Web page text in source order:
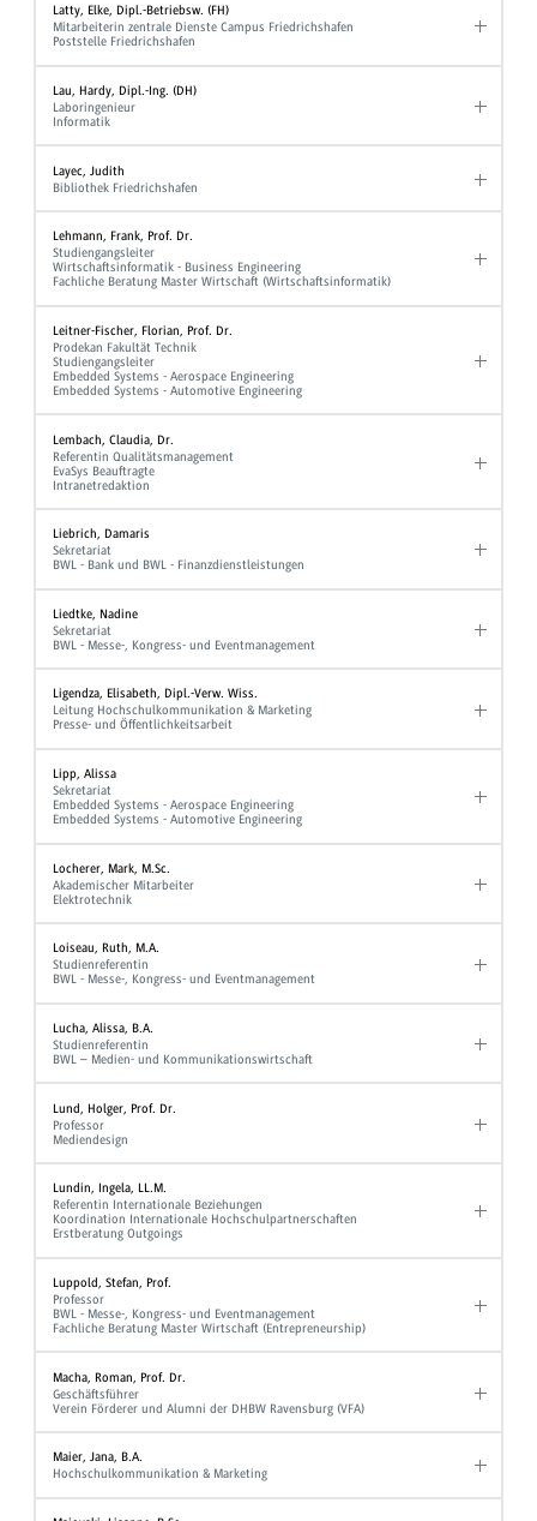
Latty, Elke, Dipl.-Betriebsw. (FH)
Mitarbeiterin zentrale Dienste Campus Friedrichshafen
Poststelle Friedrichshafen
Lau, Hardy, Dipl.-Ing. (DH)
Laboringenieur
Informatik
Layec, Judith
Bibliothek Friedrichshafen
Lehmann, Frank, Prof. Dr.
Studiengangsleiter
Wirtschaftsinformatik - Business Engineering
Fachliche Beratung Master Wirtschaft (Wirtschaftsinformatik)
Leitner-Fischer, Florian, Prof. Dr.
Prodekan Fakultät Technik
Studiengangsleiter
Embedded Systems - Aerospace Engineering
Embedded Systems - Automotive Engineering
Lembach, Claudia, Dr.
Referentin Qualitätsmanagement
EvaSys Beauftragte
Intranetredaktion
Liebrich, Damaris
Sekretariat
BWL - Bank und BWL - Finanzdienstleistungen
Liedtke, Nadine
Sekretariat
BWL - Messe-, Kongress- und Eventmanagement
Ligendza, Elisabeth, Dipl.-Verw. Wiss.
Leitung Hochschulkommunikation & Marketing
Presse- und Öffentlichkeitsarbeit
Lipp, Alissa
Sekretariat
Embedded Systems - Aerospace Engineering
Embedded Systems - Automotive Engineering
Locherer, Mark, M.Sc.
Akademischer Mitarbeiter
Elektrotechnik
Loiseau, Ruth, M.A.
Studienreferentin
BWL - Messe-, Kongress- und Eventmanagement
Lucha, Alissa, B.A.
Studienreferentin
BWL – Medien- und Kommunikationswirtschaft
Lund, Holger, Prof. Dr.
Professor
Mediendesign
Lundin, Ingela, LL.M.
Referentin Internationale Beziehungen
Koordination Internationale Hochschulpartnerschaften
Erstberatung Outgoings
Luppold, Stefan, Prof.
Professor
BWL - Messe-, Kongress- und Eventmanagement
Fachliche Beratung Master Wirtschaft (Entrepreneurship)
Macha, Roman, Prof. Dr.
Geschäftsführer
Verein Förderer und Alumni der DHBW Ravensburg (VFA)
Maier, Jana, B.A.
Hochschulkommunikation & Marketing